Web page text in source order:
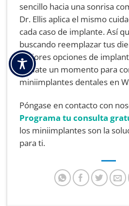
sencillo hacia una sonrisa
Dr. Ellis aplica el mismo
cada caso de implante. Así
buscando reemplazar tus
mejores opciones de
tómate un momento para
miniimplantes dentales en
Póngase en contacto con
Programa tu consulta
los miniimplantes son la
para ti.